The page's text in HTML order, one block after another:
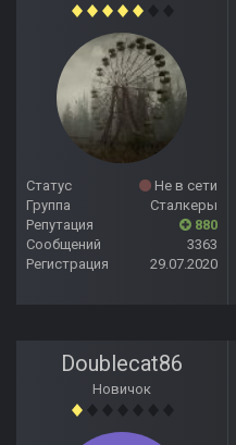
Статус
Не в сети
Группа
Сталкеры
Репутация
880
Сообщений
3363
Регистрация
29.07.2020
Doublecat86
Новичок